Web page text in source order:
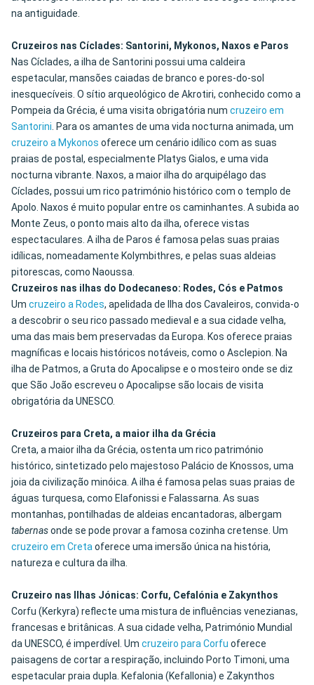
na antiguidade.
Cruzeiros nas Cíclades: Santorini, Mykonos, Naxos e Paros
Nas Cíclades, a ilha de Santorini possui uma caldeira
espetacular, mansões caiadas de branco e pores-do-sol
inesquecíveis. O sítio arqueológico de Akrotiri, conhecido como a
Pompeia da Grécia, é uma visita obrigatória num cruzeiro em
Santorini . Para os amantes de uma vida nocturna animada, um
cruzeiro a Mykonos oferece um cenário idílico com as suas
praias de postal, especialmente Platys Gialos, e uma vida
nocturna vibrante. Naxos, a maior ilha do arquipélago das
Cíclades, possui um rico património histórico com o templo de
Apolo. Naxos é muito popular entre os caminhantes. A subida ao
Monte Zeus, o ponto mais alto da ilha, oferece vistas
espectaculares. A ilha de Paros é famosa pelas suas praias
idílicas, nomeadamente Kolymbithres, e pelas suas aldeias
pitorescas, como Naoussa.
Cruzeiros nas ilhas do Dodecaneso: Rodes, Cós e Patmos
Um cruzeiro a Rodes, apelidada de Ilha dos Cavaleiros, convida-o
a descobrir o seu rico passado medieval e a sua cidade velha,
uma das mais bem preservadas da Europa. Kos oferece praias
magníficas e locais históricos notáveis, como o Asclepion. Na
ilha de Patmos, a Gruta do Apocalipse e o mosteiro onde se diz
que São João escreveu o Apocalipse são locais de visita
obrigatória da UNESCO.
Cruzeiros para Creta, a maior ilha da Grécia
Creta, a maior ilha da Grécia, ostenta um rico património
histórico, sintetizado pelo majestoso Palácio de Knossos, uma
joia da civilização minóica. A ilha é famosa pelas suas praias de
águas turquesa, como Elafonissi e Falassarna. As suas
montanhas, pontilhadas de aldeias encantadoras, albergam
tabernasonde se pode provar a famosa cozinha cretense. Um
cruzeiro em Creta oferece uma imersão única na história,
natureza e cultura da ilha.
Cruzeiro nas Ilhas Jónicas: Corfu, Cefalónia e Zakynthos
Corfu (Kerkyra) reflecte uma mistura de influências venezianas,
francesas e britânicas. A sua cidade velha, Património Mundial
da UNESCO, é imperdível. Um cruzeiro para Corfu oferece
paisagens de cortar a respiração, incluindo Porto Timoni, uma
espetacular praia dupla. Kefalonia (Kefallonia) e Zakynthos